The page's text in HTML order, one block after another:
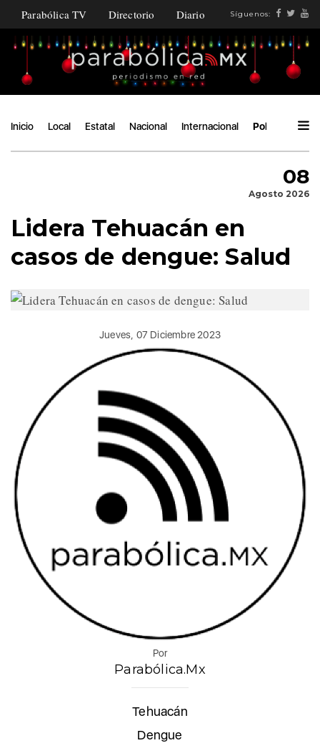
Parabólica TV Directorio Diario Síguenos:
Inicio Local Estatal Nacional Internacional Política
08
Agosto 2026
Lidera Tehuacán en
casos de dengue: Salud
Jueves, 07 Diciembre 2023
Por
Parabólica.Mx
Tehuacán
Dengue